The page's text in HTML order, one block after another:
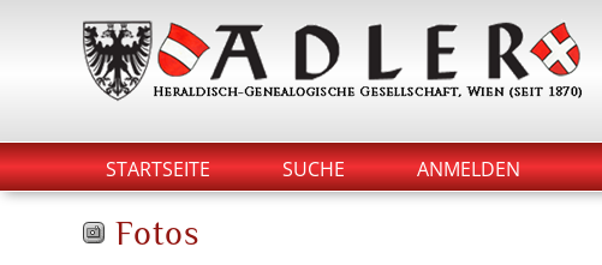
STARTSEITE SUCHE ANMELDEN
Fotos